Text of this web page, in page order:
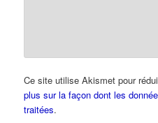
Ce site utilise Akismet pour
plus sur la façon dont les
traitées.